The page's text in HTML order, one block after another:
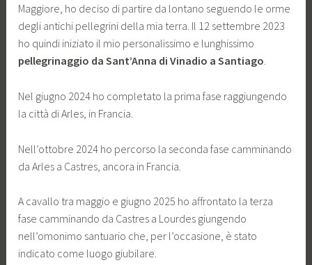
Maggiore, ho deciso di partire da lontano seguendo le orme
degli antichi pellegrini della mia terra. Il 12 settembre 2023
ho quindi iniziato il mio personalissimo e lunghissimo
pellegrinaggio da Sant’Anna di Vinadio a Santiago.
Nel giugno 2024 ho completato la prima fase raggiungendo
la città di Arles, in Francia.
Nell’ottobre 2024 ho percorso la seconda fase camminando
da Arles a Castres, ancora in Francia.
A cavallo tra maggio e giugno 2025 ho affrontato la terza
fase camminando da Castres a Lourdes giungendo
nell’omonimo santuario che, per l’occasione, è stato
indicato come luogo giubilare.